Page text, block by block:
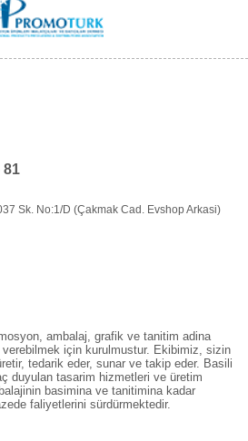
81
Sk. No:1/D (Çakmak Cad. Evshop Arkasi)
ambalaj, grafik ve tanitim adina
için kurulmustur. Ekibimiz, sizin
tedarik eder, sunar ve takip eder. Basili
duyulan tasarim hizmetleri ve üretim
basimina ve tanitimina kadar
faliyetlerini sürdürmektedir.